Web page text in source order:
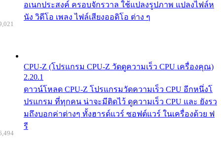
อเนกประสงค์ ครอบจักรวาล ใช้แปลงรูปภาพ แปลงไฟล์ห
นัง วิดีโอ เพลง ไฟล์เสียงออดิโอ ต่าง ๆ
CPU-Z (โปรแกรม CPU-Z วัดดูความเร็ว CPU เครื่องคุณ)
2.20.1
ดาวน์โหลด CPU-Z โปรแกรมวัดความเร็ว CPU อีกหนึ่งโ
ปรแกรม ที่ทุกคน น่าจะมีติดไว้ ดูความเร็ว CPU และ ยังรว
มถึงบอกค่าต่างๆ ทั้งฮารด์แวร์ ซอฟต์แวร์ ในเครื่องด้วย ฟ
รี